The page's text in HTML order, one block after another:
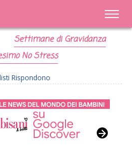
Settimane di Gravidanza
No Stress
Rispondono